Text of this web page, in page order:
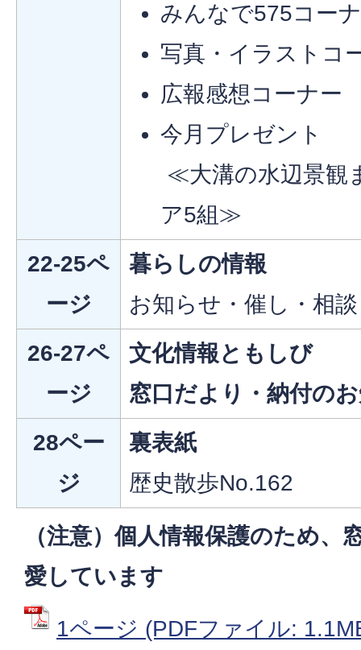
みんなで575コー
写真・イラストコ
広報感想コーナー
今月プレゼント
≪大溝の水辺景観
ア5組≫
22-25ペ
ージ
暮らしの情報
お知らせ・催し・相談
26-27ペ
ージ
文化情報ともしび
窓口だより・納付の
28ペー
ジ
裏表紙
歴史散歩No.162
（注意）個人情報保護のため、
愛しています
1ページ (PDFファイル: